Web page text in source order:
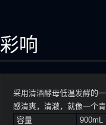
彩响
采用清酒酵母低温发酵的
感清爽，清澈，就像一个
容量
900mL